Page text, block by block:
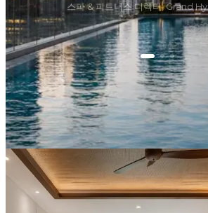
스파 & 피트니스 디렉터, Grand